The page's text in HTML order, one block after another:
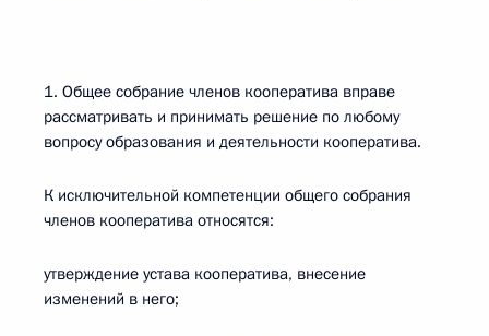
1. Общее собрание членов кооператива вправе
рассматривать и принимать решение по любому
вопросу образования и деятельности кооператива.
К исключительной компетенции общего собрания
членов кооператива относятся:
утверждение устава кооператива, внесение
изменений в него;